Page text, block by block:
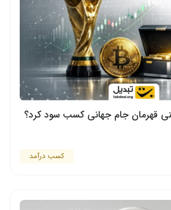
قهرمان جام جهانی کسب سود کرد؟
کسب درآمد